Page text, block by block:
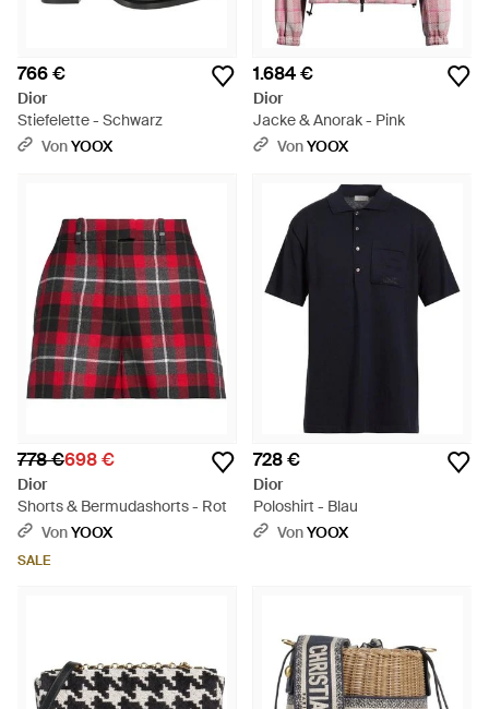
766 €
Dior
Stiefelette - Schwarz
VonYOOX
1.684 €
Dior
Jacke & Anorak - Pink
VonYOOX
778 €698 €
Dior
Shorts & Bermudashorts - Rot
VonYOOX
SALE
728 €
Dior
Poloshirt - Blau
VonYOOX